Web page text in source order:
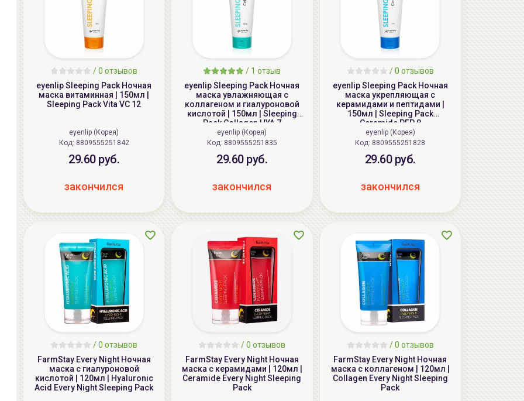
/0 отзывов
eyenlip Sleeping Pack Ночная
маска витаминная | 150мл |
Sleeping Pack Vita VC 12
eyenlip (Корея)
Код: 8809555251842
29.60 руб.
закончился
/ 1 отзыв
eyenlip Sleeping Pack Ночная
маска увлажняющая с
коллагеном и гиалуроновой
кислотой | 150мл | Sleeping
Pack Collagen HYA 7
eyenlip (Корея)
Код: 8809555251835
29.60 руб.
закончился
/0 отзывов
eyenlip Sleeping Pack Ночная
маска укрепляющая с
керамидами и пептидами |
150мл | Sleeping Pack
Ceramide PEP 8
eyenlip (Корея)
Код: 8809555251828
29.60 руб.
закончился
/0 отзывов
FarmStay Every Night Ночная
маска с гиалуроновой
кислотой | 120мл | Hyaluronic
Acid Every Night Sleeping Pack
/0 отзывов
FarmStay Every Night Ночная
маска с керамидами | 120мл |
Ceramide Every Night Sleeping
Pack
/0 отзывов
FarmStay Every Night Ночная
маска с коллагеном | 120мл |
Collagen Every Night Sleeping
Pack